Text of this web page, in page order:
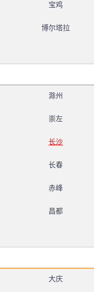
宝鸡
博尔塔拉
滁州
崇左
长沙
长春
赤峰
昌都
大庆